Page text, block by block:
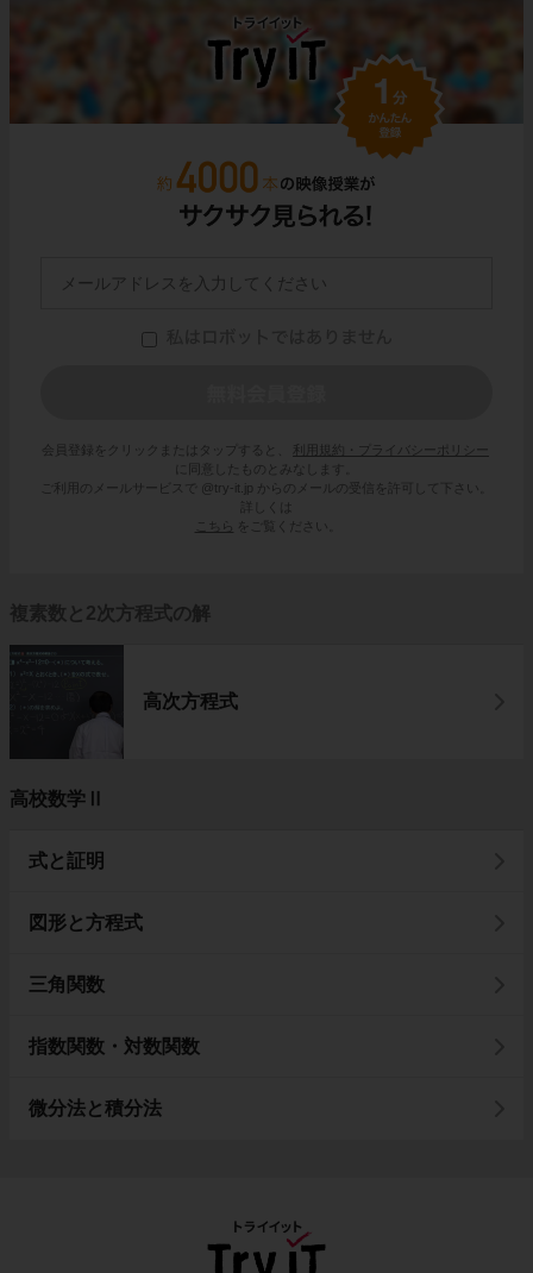
会員登録をクリックまたはタップすると、
利用規約・プライバシーポリシー
に同意したものとみなします。
ご利用のメールサービスで @try-it.jp からのメールの受信を許可して下さい。
詳しくは
こちら
をご覧ください。
複素数と2次方程式の解
高次方程式
高校数学Ⅱ
式と証明
図形と方程式
三角関数
指数関数・対数関数
微分法と積分法